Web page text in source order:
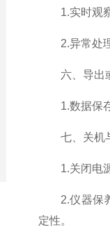
1.实时观察
2.异常处理
六、导出
1.数据保存
七、关机
1.关闭电源
2.仪器保养
定性。